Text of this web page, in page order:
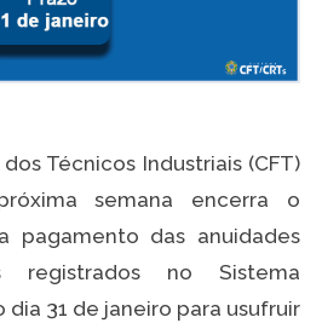
Técnicos Industriais (CFT)
semana encerra o
pagamento das anuidades
registrados no Sistema
dia 31 de janeiro para usufruir